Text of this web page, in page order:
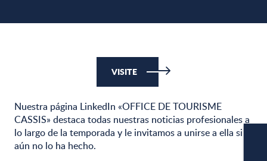
VISITE
Nuestra página LinkedIn «OFFICE DE TOURISME
CASSIS» destaca todas nuestras noticias profesionales a
lo largo de la temporada y le invitamos a unirse a ella si
aún no lo ha hecho.